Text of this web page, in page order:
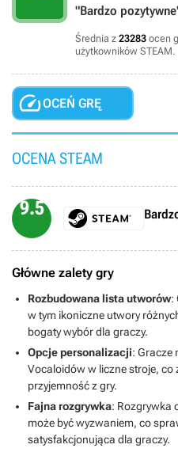
"Bardzo
Średnia z 23283 ocen
użytkowników STEAM.
OCEŃ GRĘ
OCENA STEAM
9.5
Główne zalety gry
Rozbudowana lista utworów:
w tym ikoniczne utwory
bogaty wybór dla graczy.
Opcje personalizacji: Gracze
Vocaloidów w liczne stroje, co
przyjemność z gry.
Fajna rozgrywka: Rozgrywka
może być wyzwaniem, co
satysfakcjonująca dla graczy.